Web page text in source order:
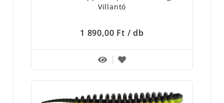
Villantó
1 890,00 Ft / db